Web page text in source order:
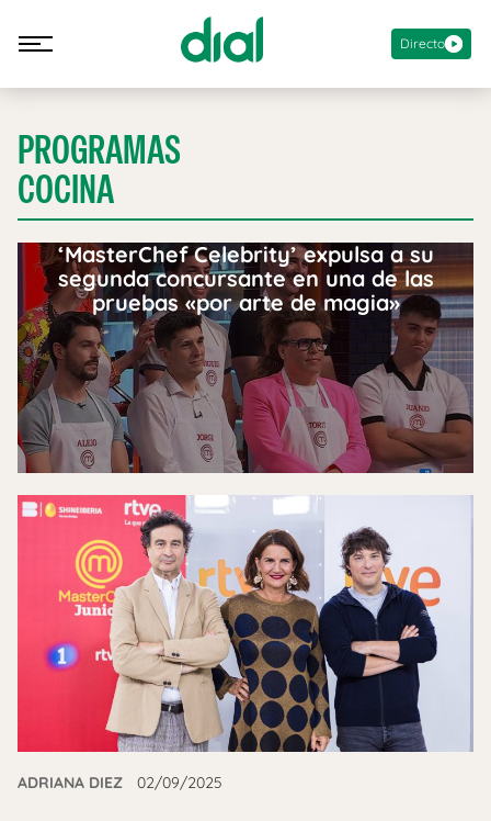
Directo
PROGRAMAS
COCINA
‘MasterChef Celebrity’ expulsa a su
segunda concursante en una de las
pruebas «por arte de magia»
ADRIANA DIEZ 02/09/2025